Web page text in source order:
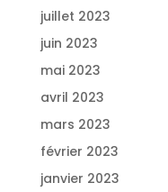
juillet 2023
juin 2023
mai 2023
avril 2023
mars 2023
février 2023
janvier 2023